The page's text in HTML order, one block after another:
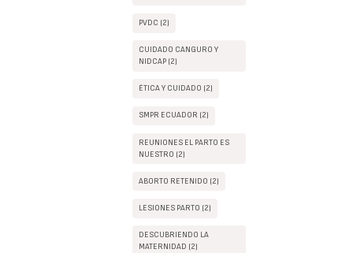
PVDC (2)
CUIDADO CANGURO Y
NIDCAP (2)
ÉTICA Y CUIDADO (2)
SMPR ECUADOR (2)
REUNIONES EL PARTO ES
NUESTRO (2)
ABORTO RETENIDO (2)
LESIONES PARTO (2)
DESCUBRIENDO LA
MATERNIDAD (2)